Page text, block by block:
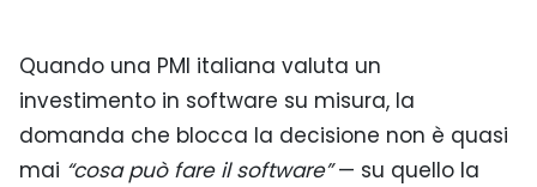
Quando una PMI italiana valuta un
investimento in software su misura, la
domanda che blocca la decisione non è quasi
mai “cosa può fare il software”— su quello la